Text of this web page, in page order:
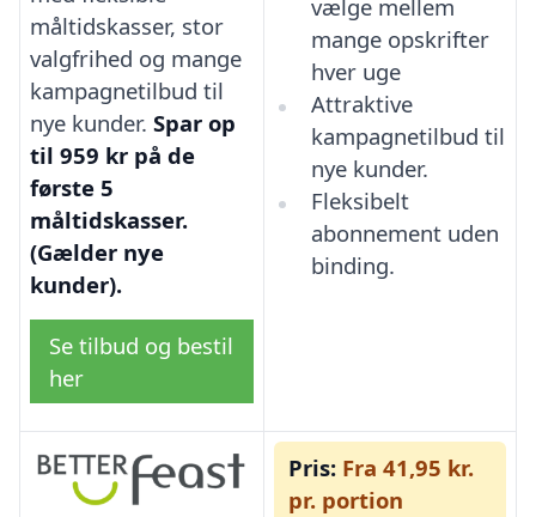
måltidskasser, stor
valgfrihed og mange
kampagnetilbud til
nye kunder. Spar op
til 959 kr på de
første 5
måltidskasser.
(Gælder nye
kunder).
Se tilbud og bestil
her
vælge mellem
mange opskrifter
hver uge
Attraktive
kampagnetilbud til
nye kunder.
Fleksibelt
abonnement uden
binding.
Pris: Fra 41,95 kr.
pr. portion